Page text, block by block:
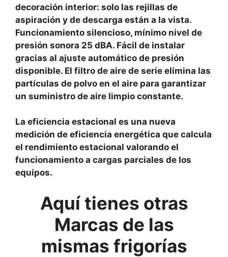
decoración interior: solo las rejillas de
aspiración y de descarga están a la vista.
Funcionamiento silencioso, mínimo nivel de
presión sonora 25 dBA. Fácil de instalar
gracias al ajuste automático de presión
disponible. El filtro de aire de serie elimina las
partículas de polvo en el aire para garantizar
un suministro de aire limpio constante.
La eficiencia estacional es una nueva
medición de eficiencia energética que calcula
el rendimiento estacional valorando el
funcionamiento a cargas parciales de los
equipos.
Aquítienes otras
Marcas de las
mismas frigorías